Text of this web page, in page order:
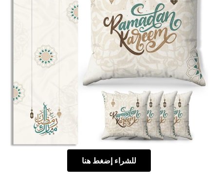
للشراء إضغط هنا